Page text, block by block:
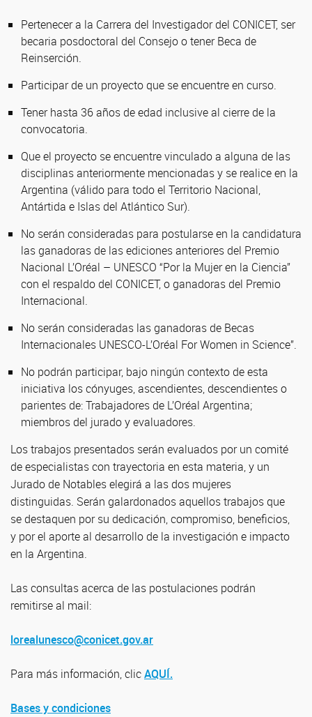
Pertenecer a la Carrera del Investigador del CONICET, ser
becaria posdoctoral del Consejo o tener Beca de
Reinserción.
Participar de un proyecto que se encuentre en curso.
Tener hasta 36 años de edad inclusive al cierre de la
convocatoria.
Que el proyecto se encuentre vinculado a alguna de las
disciplinas anteriormente mencionadas y se realice en la
Argentina (válido para todo el Territorio Nacional,
Antártida e Islas del Atlántico Sur).
No serán consideradas para postularse en la candidatura
las ganadoras de las ediciones anteriores del Premio
Nacional L’Oréal – UNESCO “Por la Mujer en la Ciencia”
con el respaldo del CONICET, o ganadoras del Premio
Internacional.
No serán consideradas las ganadoras de Becas
Internacionales UNESCO-L’Oréal For Women in Science”.
No podrán participar, bajo ningún contexto de esta
iniciativa los cónyuges, ascendientes, descendientes o
parientes de: Trabajadores de L’Oréal Argentina;
miembros del jurado y evaluadores.
Los trabajos presentados serán evaluados por un comité
de especialistas con trayectoria en esta materia, y un
Jurado de Notables elegirá a las dos mujeres
distinguidas. Serán galardonados aquellos trabajos que
se destaquen por su dedicación, compromiso, beneficios,
y por el aporte al desarrollo de la investigación e impacto
en la Argentina.
Las consultas acerca de las postulaciones podrán
remitirse al mail:
lorealunesco@conicet.gov.ar
Para más información, clicAQUÍ.
Bases y condiciones